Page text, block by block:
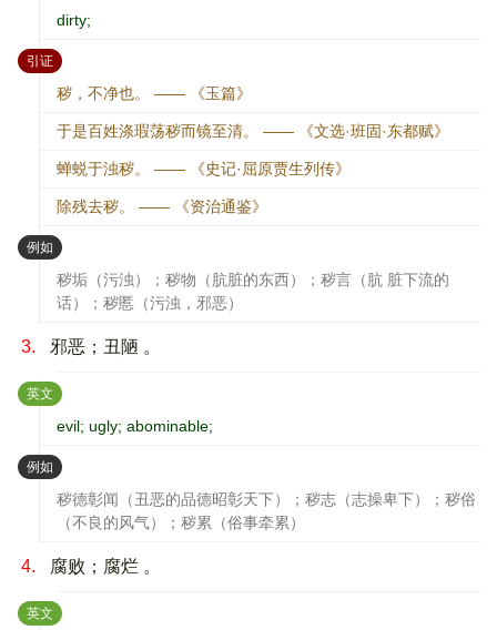
dirty;
引证：
秽，不净也。 —— 《玉篇》
于是百姓涤瑕荡秽而镜至清。 —— 《文选·班固·东都赋》
蝉蜕于浊秽。 —— 《史记·屈原贾生列传》
除残去秽。 —— 《资治通鉴》
例如 ：
秽垢（污浊）；秽物（肮脏的东西）；秽言（肮 脏下流的
话）；秽慝（污浊，邪恶）
3. 邪恶；丑陋 。
英文 ：
evil; ugly; abominable;
例如 ：
秽德彰闻（丑恶的品德昭彰天下）；秽志（志操卑下）；秽俗
（不良的风气）；秽累（俗事牵累）
4. 腐败；腐烂 。
英文 ：